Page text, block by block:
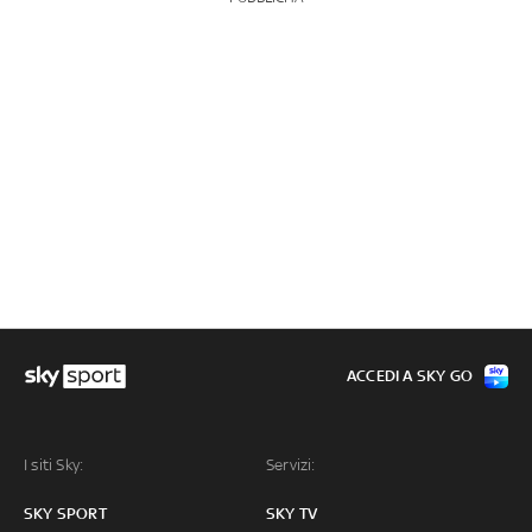
I siti Sky:
SKY SPORT
Servizi:
SKY TV
ACCEDI A SKY GO